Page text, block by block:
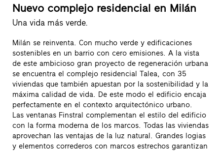
Nuevo complejo residencial en Milán
Una vida más verde.
Milán se reinventa. Con mucho verde y edificaciones
sostenibles en un barrio con cero emisiones. A la vista
de este ambicioso gran proyecto de regeneración urbana
se encuentra el complejo residencial Talea, con 35
viviendas que también apuestan por la sostenibilidad y la
máxima calidad de vida. De este modo el edificio encaja
perfectamente en el contexto arquitectónico urbano.
Las ventanas Finstral complementan el estilo del edificio
con la forma moderna de los marcos. Todas las viviendas
aprovechan las ventajas de la luz natural. Grandes logias
y elementos correderos con marcos estrechos garantizan